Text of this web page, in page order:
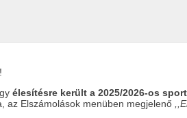
élesítésre került a 2025/2026-os
az Elszámolások menüben megjelenő